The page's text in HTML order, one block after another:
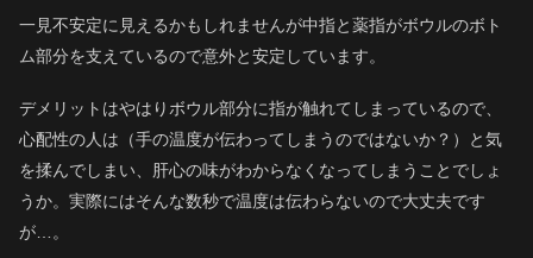
一見不安定に見えるかもしれませんが中指と薬指がボウルのボト
ム部分を支えているので意外と安定しています。
デメリットはやはりボウル部分に指が触れてしまっているので、
心配性の人は（手の温度が伝わってしまうのではないか？）と気
を揉んでしまい、肝心の味がわからなくなってしまうことでしょ
うか。実際にはそんな数秒で温度は伝わらないので大丈夫です
が…。